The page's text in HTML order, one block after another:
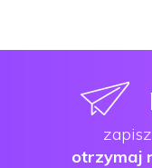
otrzymaj